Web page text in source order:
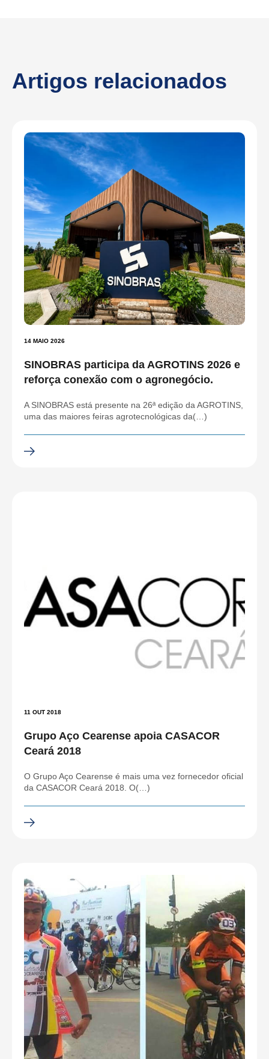
Artigos relacionados
14 MAIO 2026
SINOBRAS participa da AGROTINS 2026 e
reforça conexão com o agronegócio.
A SINOBRAS está presente na 26ª edição da AGROTINS,
uma das maiores feiras agrotecnológicas da(…)
11 OUT 2018
Grupo Aço Cearense apoia CASACOR
Ceará 2018
O Grupo Aço Cearense é mais uma vez fornecedor oficial
da CASACOR Ceará 2018. O(…)